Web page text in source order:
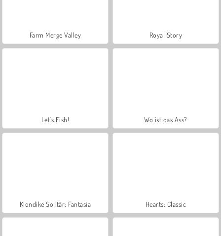
Farm Merge Valley Royal Story
Let's Fish! Wo ist das Ass?
Klondike Solitär: Fantasia Hearts: Classic